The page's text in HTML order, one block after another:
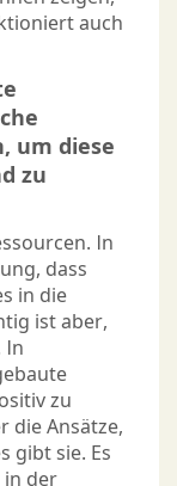
auch
um diese
zu
In
dass
in die
ist aber,
In
zu
die Ansätze,
gibt sie. Es
in der